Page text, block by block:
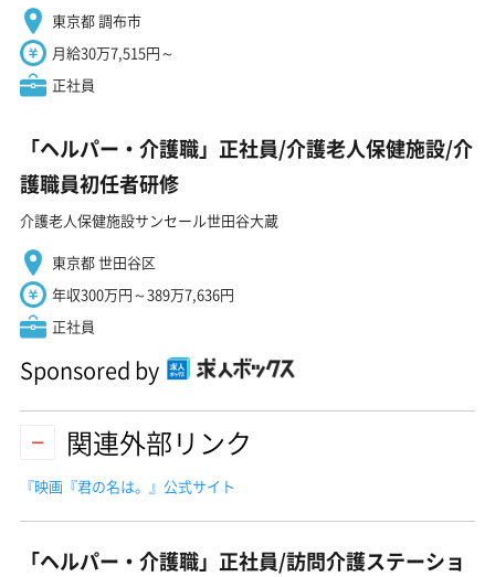
東京都 調布市
月給30万7,515円～
正社員
「ヘルパー・介護職」正社員/介護老人保健施設/介
護職員初任者研修
介護老人保健施設サンセール世田谷大蔵
東京都 世田谷区
年収300万円～389万7,636円
正社員
Sponsored by
関連外部リンク
『映画『君の名は。』公式サイト
「ヘルパー・介護職」正社員/訪問介護ステーショ